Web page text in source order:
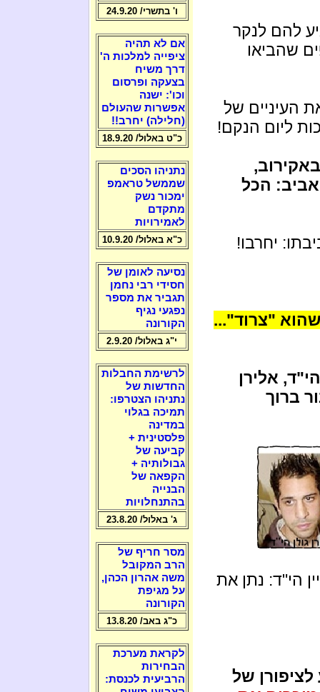
להם לנקר
שהביאו
העיניים של
ליום הנקם!
הכל
יחרבו!
"צרוד"...
אלירן
ברוך
הי"ד: נתן את
של
ו' בתשרי/ 24.9.20
אם לא תהיה
ציפייה למלכות ה'
דרך משיח
בצעקה ופרסום
וכו': ישנה
אפשרות שהעולם
(חלילה) יחרב!!
כ"ט באלול/ 18.9.20
נתניהו הסכים
שממשל טראמפ
ימכור נשק
מתקדם
לאמירויות
כ"א באלול/ 10.9.20
נסיעה לאומן של
חסידי רבי נחמן
תגביר את מספר
נפגעי נגיף
הקורונה
י"ג באלול/ 2.9.20
לרשימת החבלות
החדשות של
נתניהו הצטרפו:
תמיכה בגלוי
במדינה
פלסטינית +
קביעה של
גבולותיה +
הקפאה של
הבנייה
בהתנחלויות
ג' באלול/ 23.8.20
מסר חריף של
הרב המקובל
משה אהרון הכהן,
על מגיפת
הקורונה
כ"ג באב/ 13.8.20
לקראת מערכת
הבחירות
הרביעית לכנסת: